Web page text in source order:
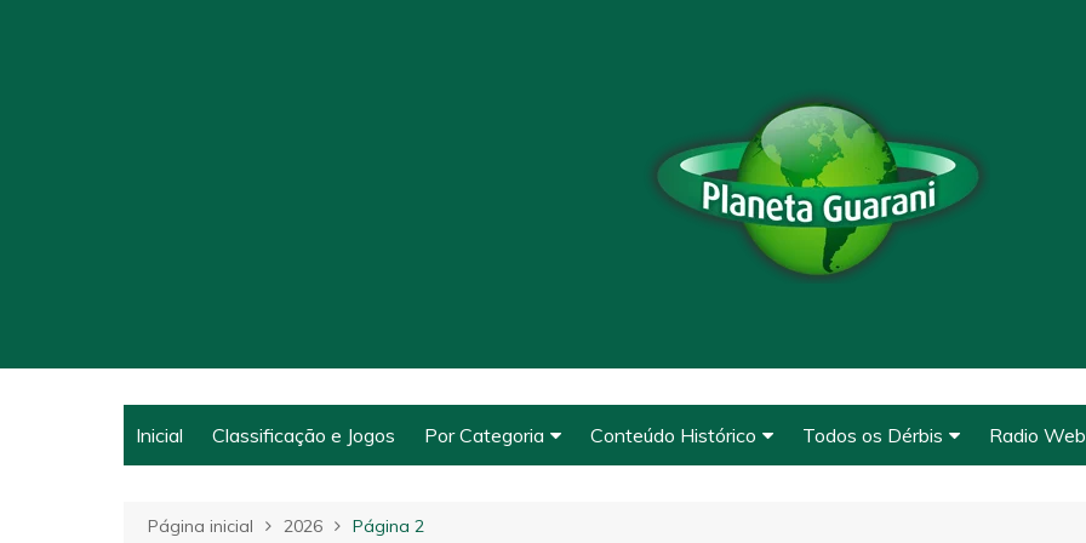
Inicial Classificação e Jogos Por Categoria Conteúdo Histórico Todos os Dérbis Radio Web
Página inicial 2026 Página 2